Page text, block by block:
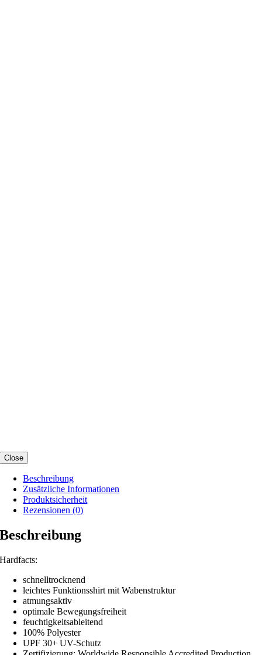
Close
Beschreibung
Zusätzliche Informationen
Produktsicherheit
Rezensionen (0)
Beschreibung
Hardfacts:
schnelltrocknend
leichtes Funktionsshirt mit Wabenstruktur
atmungsaktiv
optimale Bewegungsfreiheit
feuchtigkeitsableitend
100% Polyester
UPF 30+ UV-Schutz